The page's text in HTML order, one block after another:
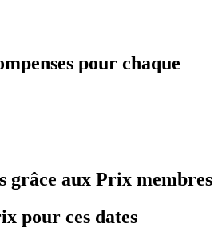
pour chaque
grâce aux Prix membres
pour ces dates